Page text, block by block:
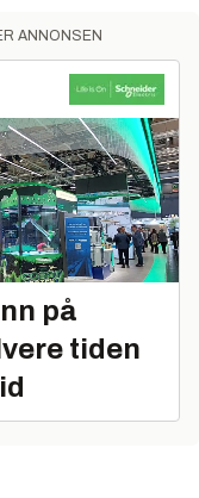
ANNONSEN
på
tiden